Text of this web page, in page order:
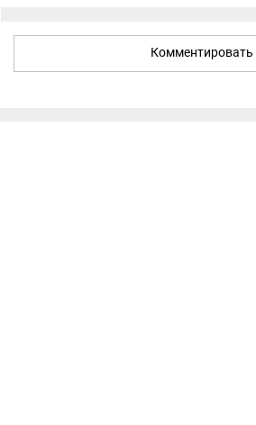
Комментировать